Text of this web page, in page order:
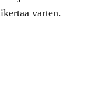
varten.